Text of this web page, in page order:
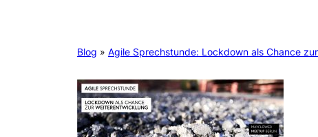
Blog » Agile Sprechstunde: Lockdown als Chance